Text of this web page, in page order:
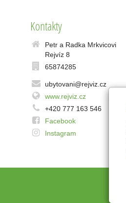
Kontakty
Petr a Radka Mrkvicovi
Rejvíz 8
65874285
ubytovani@rejviz.cz
www.rejviz.cz
+420 777 163 546
Facebook
Instagram